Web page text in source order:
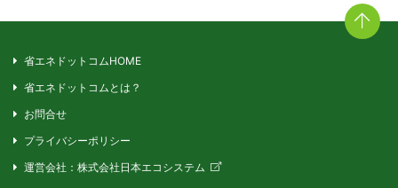
省エネドットコムHOME
省エネドットコムとは？
お問合せ
プライバシーポリシー
運営会社：株式会社日本エコシステム